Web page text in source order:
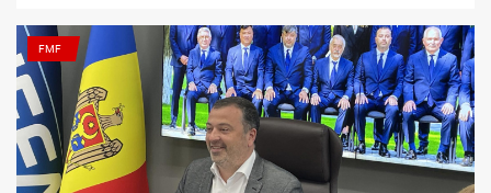
FMF